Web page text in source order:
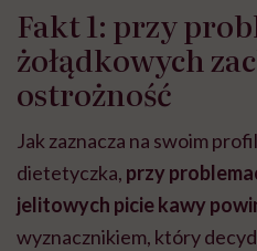
Fakt 1: przy
żołądkowych
ostrożność
Jak zaznacza na swoim
dietetyczka, przy
jelitowych picie kawy
wyznacznikiem, który